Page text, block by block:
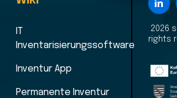
2026
rights
IT
Inventarisierungssoftware
Inventur App
Permanente Inventur